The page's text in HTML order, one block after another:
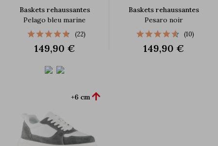
Baskets rehaussantes
Pelago bleu marine
(22)
149,90 €
Baskets rehaussantes
Pesaro noir
(10)
149,90 €
+6 cm 